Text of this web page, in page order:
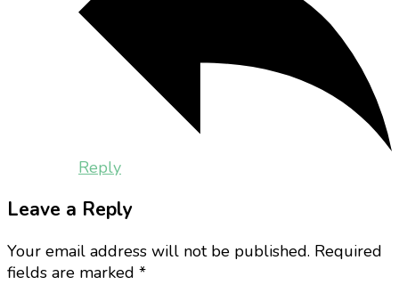
Reply
Leave a Reply
Your email address will not be published. Required
fields are marked *